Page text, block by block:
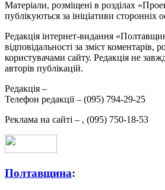
Матеріали, розміщені в розділах
публікуються за ініціативи сторонніх
Редакція інтернет-видання
відповідальності за зміст коментарів,
користувачами сайту. Редакція не
авторів публікацій.
Редакція –
Телефон редакції – (095) 794-29-25
Реклама на сайті – , (095) 750-18-53
Полтавщина: